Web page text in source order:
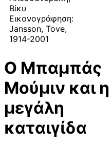
Βίκυ
Εικονογράφηση:
Jansson, Tove,
1914-2001
Ο Μπαμπάς
Μούμιν και η
μεγάλη
καταιγίδα